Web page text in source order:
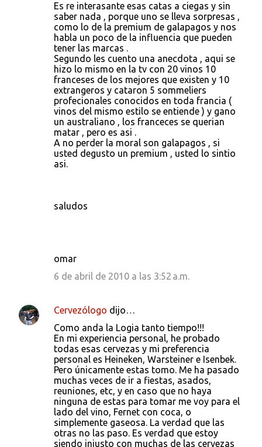
Es re interasante esas catas a ciegas y sin
saber nada , porque uno se lleva sorpresas ,
como lo de la premium de galapagos y nos
habla un poco de la influencia que pueden
tener las marcas .
Segundo les cuento una anecdota , aqui se
hizo lo mismo en la tv con 20 vinos 10
franceses de los mejores que existen y 10
extrangeros y cataron 5 sommeliers
profecionales conocidos en toda francia (
vinos del mismo estilo se entiende ) y gano
un australiano , los franceces se querian
matar , pero es asi .
A no perder la moral son galapagos , si
usted degusto un premium , usted lo sintio
asi.
saludos
omar
6 de abril de 2010 a las 3:52 a.m.
Cervezólogo dijo…
Como anda la Logia tanto tiempo!!!
En mi experiencia personal, he probado
todas esas cervezas y mi preferencia
personal es Heineken, Warsteiner e Isenbek.
Pero únicamente estas tomo. Me ha pasado
muchas veces de ir a fiestas, asados,
reuniones, etc, y en caso que no haya
ninguna de estas para tomar me voy para el
lado del vino, Fernet con coca, o
simplemente gaseosa. La verdad que las
otras no las paso. Es verdad que estoy
siendo injusto con muchas de las cervezas